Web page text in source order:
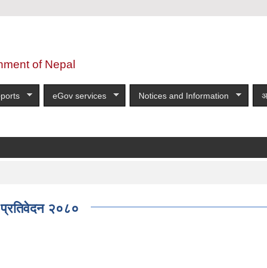
of Nepal
eGov services Notices and Information
२०८०